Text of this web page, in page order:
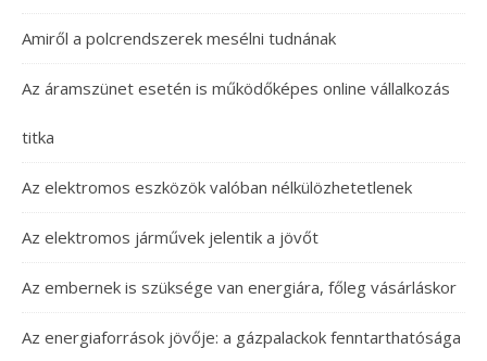
Amiről a polcrendszerek mesélni tudnának
Az áramszünet esetén is működőképes online vállalkozás
titka
Az elektromos eszközök valóban nélkülözhetetlenek
Az elektromos járművek jelentik a jövőt
Az embernek is szüksége van energiára, főleg vásárláskor
Az energiaforrások jövője: a gázpalackok fenntarthatósága